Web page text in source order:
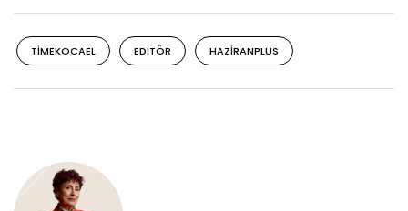
TIMEKOCAEL EDITÖR HAZIRANPLUS